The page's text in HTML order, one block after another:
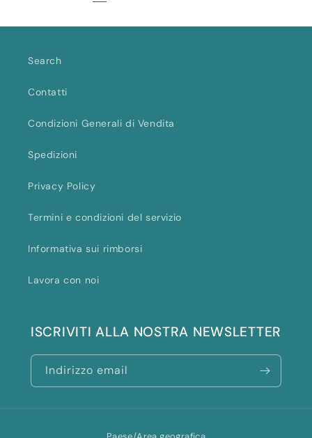
Search
Contatti
Condizioni Generali di Vendita
Spedizioni
Privacy Policy
Termini e condizioni del servizio
Informativa sui rimborsi
Lavora con noi
ISCRIVITI ALLA NOSTRA NEWSLETTER
Indirizzo email